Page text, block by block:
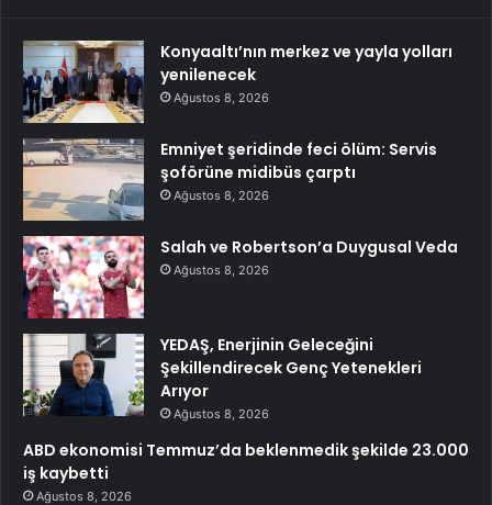
Konyaaltı’nın merkez ve yayla yolları
yenilenecek
Ağustos 8, 2026
Emniyet şeridinde feci ölüm: Servis
şoförüne midibüs çarptı
Ağustos 8, 2026
Salah ve Robertson’a Duygusal Veda
Ağustos 8, 2026
YEDAŞ, Enerjinin Geleceğini
Şekillendirecek Genç Yetenekleri
Arıyor
Ağustos 8, 2026
ABD ekonomisi Temmuz’da beklenmedik şekilde 23.000
iş kaybetti
Ağustos 8, 2026